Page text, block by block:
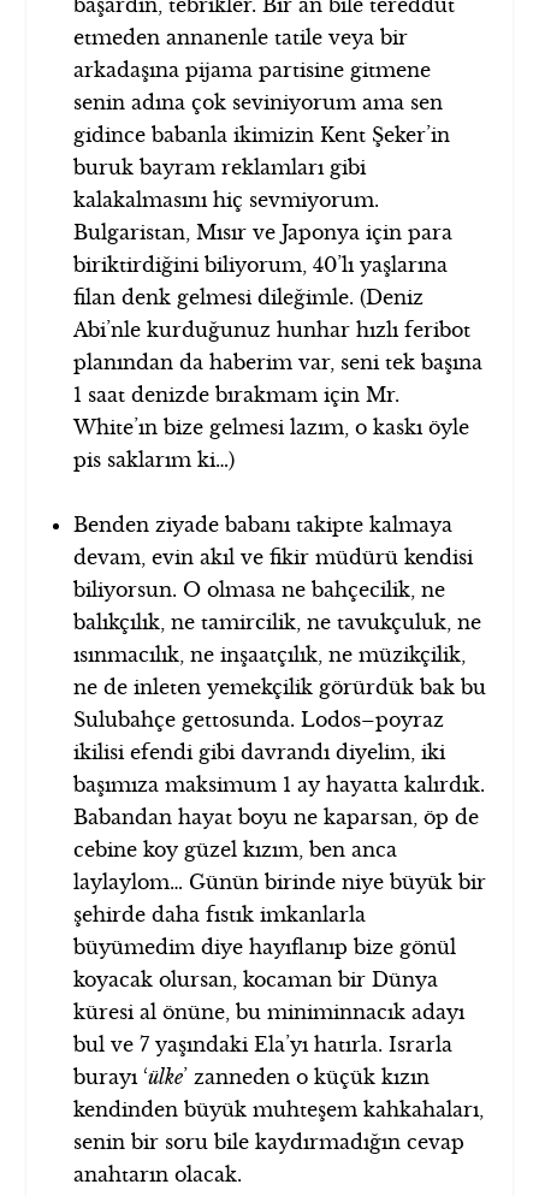
etmeden annanenle tatile veya bir
arkadaşına pijama partisine gitmene
senin adına çok seviniyorum ama sen
gidince babanla ikimizin Kent Şeker’in
buruk bayram reklamları gibi
kalakalmasını hiç sevmiyorum.
Bulgaristan, Mısır ve Japonya için para
biriktirdiğini biliyorum, 40’lı yaşlarına
filan denk gelmesi dileğimle. (Deniz
Abi’nle kurduğunuz hunhar hızlı feribot
planından da haberim var, seni tek başına
1 saat denizde bırakmam için Mr.
White’ın bize gelmesi lazım, o kaskı öyle
pis saklarım ki…)
Benden ziyade babanı takipte kalmaya
devam, evin akıl ve fikir müdürü kendisi
biliyorsun. O olmasa ne bahçecilik, ne
balıkçılık, ne tamircilik, ne tavukçuluk, ne
ısınmacılık, ne inşaatçılık, ne müzikçilik,
ne de inleten yemekçilik görürdük bak bu
Sulubahçe gettosunda. Lodos–poyraz
ikilisi efendi gibi davrandı diyelim, iki
başımıza maksimum 1 ay hayatta kalırdık.
Babandan hayat boyu ne kaparsan, öp de
cebine koy güzel kızım, ben anca
laylaylom… Günün birinde niye büyük bir
şehirde daha fıstık imkanlarla
büyümedim diye hayıflanıp bize gönül
koyacak olursan, kocaman bir Dünya
küresi al önüne, bu miniminnacık adayı
bul ve 7 yaşındaki Ela’yı hatırla. Israrla
burayı ‘ülke’ zanneden o küçük kızın
kendinden büyük muhteşem kahkahaları,
senin bir soru bile kaydırmadığın cevap
anahtarın olacak.